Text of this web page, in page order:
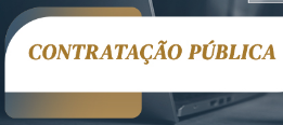
Av. Sete de